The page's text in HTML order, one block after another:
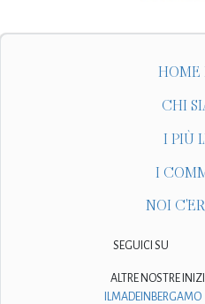
HOME
CHI
I PIÙ
I
NOI
SEGUICI SU
ALTRE NOSTRE
ILMADEINBERGAMO